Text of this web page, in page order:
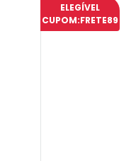
ELEGÍVEL
CUPOM:FRETE89